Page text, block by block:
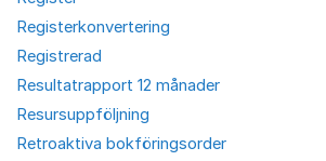
Registerkonvertering
Registrerad
Resultatrapport 12 månader
Resursuppföljning
Retroaktiva bokföringsorder